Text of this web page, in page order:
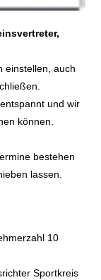
einstellen, auch
und wir
können.
bestehen
lassen.
10
Sportkreis